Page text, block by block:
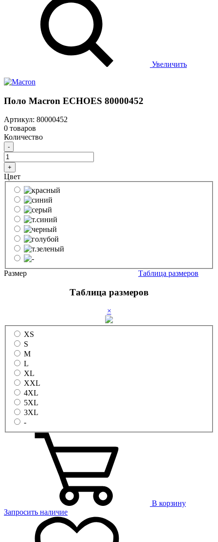
Увеличить
Поло Macron ECHOES 80000452
Артикул: 80000452
0 товаров
Количество
-
+
Цвет
Размер Таблица размеров
Таблица размеров
×
XS
S
M
L
XL
XXL
4XL
5XL
3XL
-
В корзину
Запросить наличие